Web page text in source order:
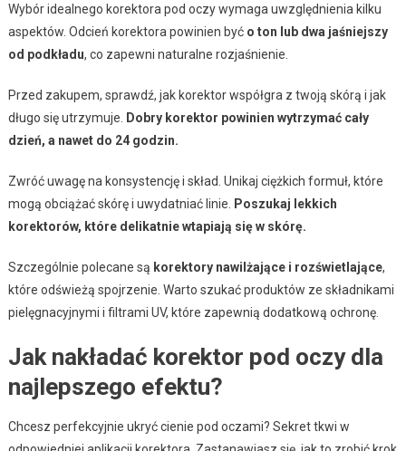
Wybór idealnego korektora pod oczy wymaga uwzględnienia kilku
aspektów. Odcień korektora powinien być o ton lub dwa jaśniejszy
od podkładu, co zapewni naturalne rozjaśnienie.
Przed zakupem, sprawdź, jak korektor współgra z twoją skórą i jak
długo się utrzymuje.
Dobry korektor powinien wytrzymać cały
dzień, a nawet do 24 godzin.
Zwróć uwagę na konsystencję i skład. Unikaj ciężkich formuł, które
mogą obciążać skórę i uwydatniać linie.
Poszukaj lekkich
korektorów, które delikatnie wtapiają się w skórę.
Szczególnie polecane są korektory nawilżające i rozświetlające,
które odświeżą spojrzenie. Warto szukać produktów ze składnikami
pielęgnacyjnymi i filtrami UV, które zapewnią dodatkową ochronę.
Jak nakładać korektor pod oczy dla
najlepszego efektu?
Chcesz perfekcyjnie ukryć cienie pod oczami? Sekret tkwi w